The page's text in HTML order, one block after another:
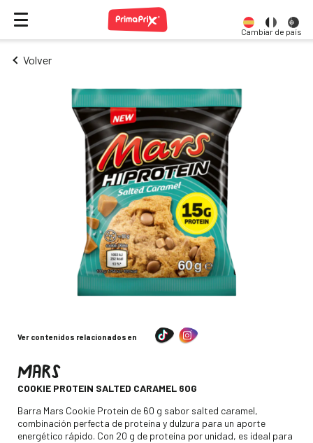
Cambiar de país
Volver
Ver contenidos relacionados en
MARS-
COOKIE PROTEIN SALTED CARAMEL 60G
Descripción
Barra Mars Cookie Protein de 60 g sabor salted caramel,
combinación perfecta de proteína y dulzura para un aporte
energético rápido. Con 20 g de proteína por unidad, es ideal para